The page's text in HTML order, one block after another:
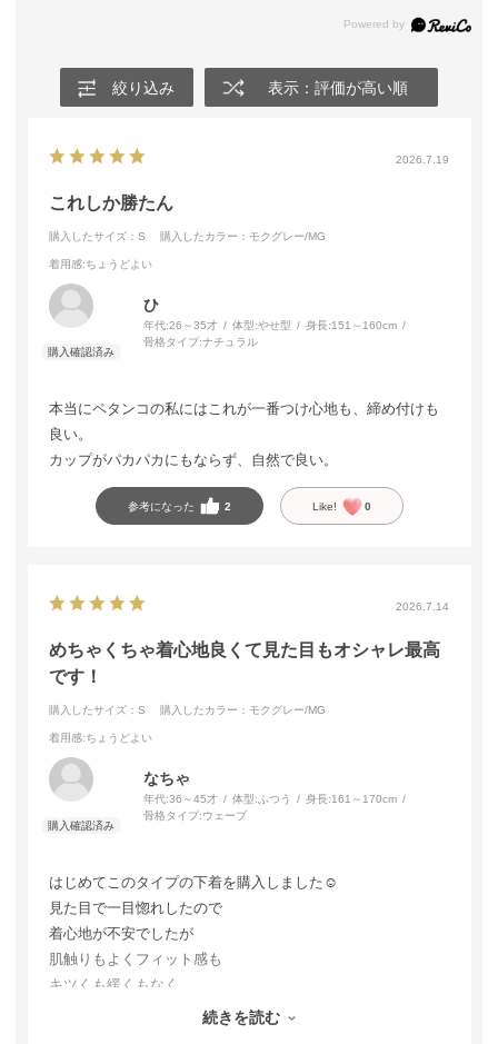
絞り込み 表示：評価が高い順
2026.7.19
これしか勝たん
購入したサイズ：S 購入したカラー：モクグレー/MG
着用感:ちょうどよい
ひ
年代:26～35才 体型:やせ型 身長:151～160cm
骨格タイプ:ナチュラル
本当にペタンコの私にはこれが一番つけ心地も、締め付けも
良い。
カップがパカパカにもならず、自然で良い。
参考になった 2 Like! 0
2026.7.14
めちゃくちゃ着心地良くて見た目もオシャレ最高
です！
購入したサイズ：S 購入したカラー：モクグレー/MG
着用感:ちょうどよい
なちゃ
年代:36～45才 体型: ふつう 身長:161～170cm
骨格タイプ:ウェーブ
はじめてこのタイプの下着を購入しました☺️
見た目で一目惚れしたので
着心地が不安でしたが
肌触りもよくフィット感も
キツくも緩くもなく
続きを読む